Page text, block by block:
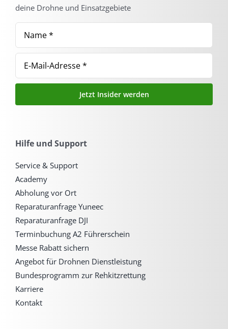
deine Drohne und Einsatzgebiete
Jetzt Insider werden
Hilfe und Support
Service & Support
Academy
Abholung vor Ort
Reparaturanfrage Yuneec
Reparaturanfrage DJI
Terminbuchung A2 Führerschein
Messe Rabatt sichern
Angebot für Drohnen Dienstleistung
Bundesprogramm zur Rehkitzrettung
Karriere
Kontakt